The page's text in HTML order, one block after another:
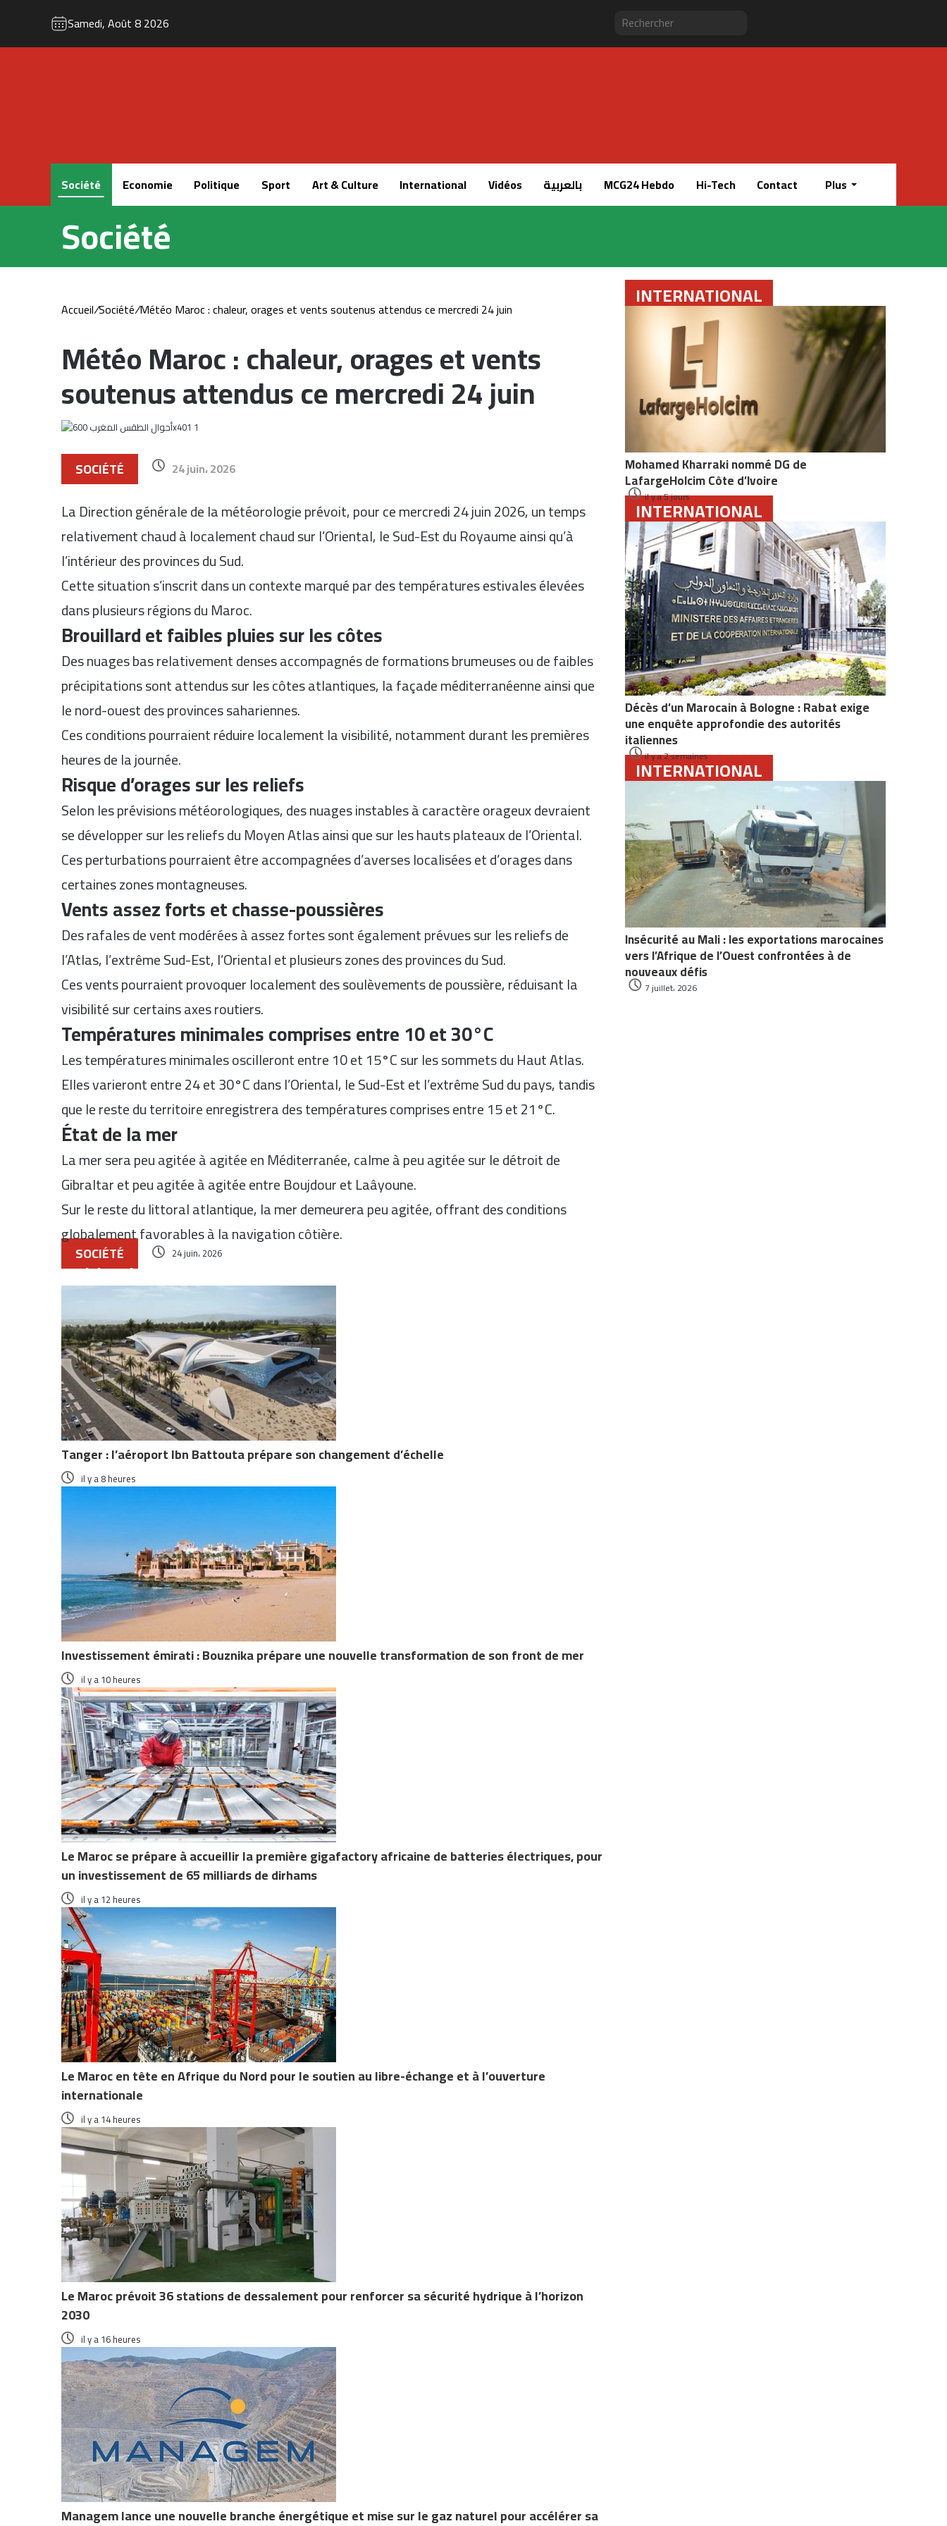
Samedi, Août 8 2026
(barre
Accueil
Société Economie Politique Sport Art & Culture International Vidéos بالعربية MCG24 Hebdo Hi-Tech Contact Plus
Société
Accueil/Société/Météo Maroc : chaleur, orages et vents soutenus attendus ce mercredi 24 juin
Météo Maroc : chaleur, orages et vents
soutenus attendus ce mercredi 24 juin
SOCIÉTÉ 24 juin، 2026
La Direction générale de la météorologie prévoit, pour ce mercredi 24 juin 2026, un temps
relativement chaud à localement chaud sur l’Oriental, le Sud-Est du Royaume ainsi qu’à
l’intérieur des provinces du Sud.
Cette situation s’inscrit dans un contexte marqué par des températures estivales élevées
dans plusieurs régions du Maroc.
Brouillard et faibles pluies sur les côtes
Des nuages bas relativement denses accompagnés de formations brumeuses ou de faibles
précipitations sont attendus sur les côtes atlantiques, la façade méditerranéenne ainsi que
le nord-ouest des provinces sahariennes.
Ces conditions pourraient réduire localement la visibilité, notamment durant les premières
heures de la journée.
Risque d’orages sur les reliefs
Selon les prévisions météorologiques, des nuages instables à caractère orageux devraient
se développer sur les reliefs du Moyen Atlas ainsi que sur les hauts plateaux de l’Oriental.
Ces perturbations pourraient être accompagnées d’averses localisées et d’orages dans
certaines zones montagneuses.
Vents assez forts et chasse-poussières
Des rafales de vent modérées à assez fortes sont également prévues sur les reliefs de
l’Atlas, l’extrême Sud-Est, l’Oriental et plusieurs zones des provinces du Sud.
Ces vents pourraient provoquer localement des soulèvements de poussière, réduisant la
visibilité sur certains axes routiers.
Températures minimales comprises entre 10 et 30°C
Les températures minimales oscilleront entre 10 et 15°C sur les sommets du Haut Atlas.
Elles varieront entre 24 et 30°C dans l’Oriental, le Sud-Est et l’extrême Sud du pays, tandis
que le reste du territoire enregistrera des températures comprises entre 15 et 21°C.
État de la mer
La mer sera peu agitée à agitée en Méditerranée, calme à peu agitée sur le détroit de
Gibraltar et peu agitée à agitée entre Boujdour et Laâyoune.
Sur le reste du littoral atlantique, la mer demeurera peu agitée, offrant des conditions
globalement favorables à la navigation côtière.
SOCIÉTÉ 24 juin، 2026
Articles similaires
Tanger : l’aéroport Ibn Battouta prépare son changement d’échelle
il y a 8 heures
Investissement émirati : Bouznika prépare une nouvelle transformation de son front de mer
il y a 10 heures
Le Maroc se prépare à accueillir la première gigafactory africaine de batteries électriques, pour
un investissement de 65 milliards de dirhams
il y a 12 heures
Le Maroc en tête en Afrique du Nord pour le soutien au libre-échange et à l’ouverture
internationale
il y a 14 heures
Le Maroc prévoit 36 stations de dessalement pour renforcer sa sécurité hydrique à l’horizon
2030
il y a 16 heures
Managem lance une nouvelle branche énergétique et mise sur le gaz naturel pour accélérer sa
INTERNATIONAL
Mohamed Kharraki nommé DG de
LafargeHolcim Côte d’Ivoire
il y a 5 jours
INTERNATIONAL
Décès d’un Marocain à Bologne : Rabat exige
une enquête approfondie des autorités
italiennes
il y a 2 semaines
INTERNATIONAL
Insécurité au Mali : les exportations marocaines
vers l’Afrique de l’Ouest confrontées à de
nouveaux défis
7 juillet، 2026